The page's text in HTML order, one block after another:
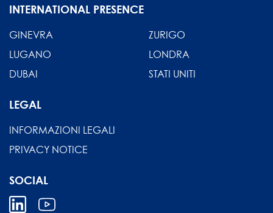
INTERNATIONAL PRESENCE
GINEVRA
ZURIGO
LUGANO
LONDRA
DUBAI
STATI UNITI
LEGAL
INFORMAZIONI LEGALI
PRIVACY NOTICE
SOCIAL